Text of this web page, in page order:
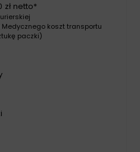
netto*
koszt transportu
paczki)